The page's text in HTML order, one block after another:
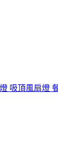
吸頂風扇燈